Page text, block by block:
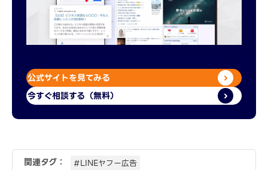
公式サイトを見てみる
今すぐ相談する（無料）
関連タグ：
#LINEヤフー広告